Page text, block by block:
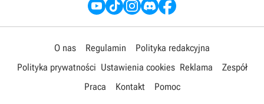
O nas Regulamin
Polityka redakcyjna
Polityka prywatności Ustawienia cookies Reklama
Zespół
Praca
Kontakt Pomoc